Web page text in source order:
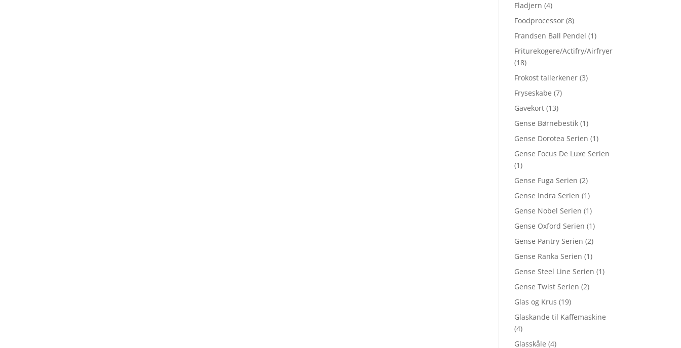
Fladjern (4)
Foodprocessor (8)
Frandsen Ball Pendel (1)
Friturekogere/Actifry/Airfryer
(18)
Frokost tallerkener (3)
Fryseskabe (7)
Gavekort (13)
Gense Børnebestik (1)
Gense Dorotea Serien (1)
Gense Focus De Luxe Serien
(1)
Gense Fuga Serien (2)
Gense Indra Serien (1)
Gense Nobel Serien (1)
Gense Oxford Serien (1)
Gense Pantry Serien (2)
Gense Ranka Serien (1)
Gense Steel Line Serien (1)
Gense Twist Serien (2)
Glas og Krus (19)
Glaskande til Kaffemaskine
(4)
Glasskåle (4)